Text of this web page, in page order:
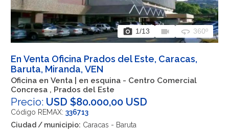
photo_camera 1/13 videocam 360 360º
En Venta Oficina Prados del Este, Caracas,
Baruta, Miranda, VEN
Oficina en Venta | en esquina - Centro Comercial
Concresa , Prados del Este
Precio: USD $80.000,00 USD
Código REMAX: 336713
Ciudad / municipio: Caracas - Baruta